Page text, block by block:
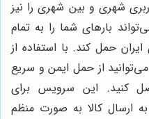
شهری و بین شهری را نیز
بارهای شما را به تمام
حمل کند. با استفاده از
از حمل ایمن و سریع
کنید. این سرویس برای
ارسال کالا به صورت منظم